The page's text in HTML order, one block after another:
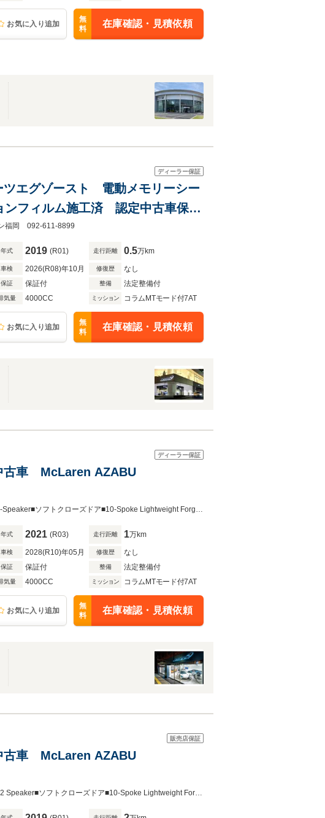
お気に入り追加
無
料
在庫確認・見積依頼
ディーラー保証
ツエグゾースト 電動メモリーシー
フィルム施工済 認定中古車保証
福岡 092‐611‐8899
年式 2019 (R01) 走行距離 0.5万km
車検 2026(R08)年10月 修復歴 なし
保証 保証付 整備 法定整備付
気量 4000CC ミッション コラムMTモード付7AT
お気に入り追加
無
料
在庫確認・見積依頼
ディーラー保証
古車 McLaren AZABU
■Sports Exhaust■電動シート■ビークルリフト■ラグジュアリー■4-Speaker■ソフトクローズドア■10-Spoke Lightweight Forged Wheels
年式 2021 (R03) 走行距離 1万km
車検 2028(R10)年05月 修復歴 なし
保証 保証付 整備 法定整備付
気量 4000CC ミッション コラムMTモード付7AT
お気に入り追加
無
料
在庫確認・見積依頼
販売店保証
古車 McLaren AZABU
■Sports Exhaust■電動シート■ビークルリフト■ラグジュアリー■12 Speaker■ソフトクローズドア■10-Spoke Lightweight Forged Wheels